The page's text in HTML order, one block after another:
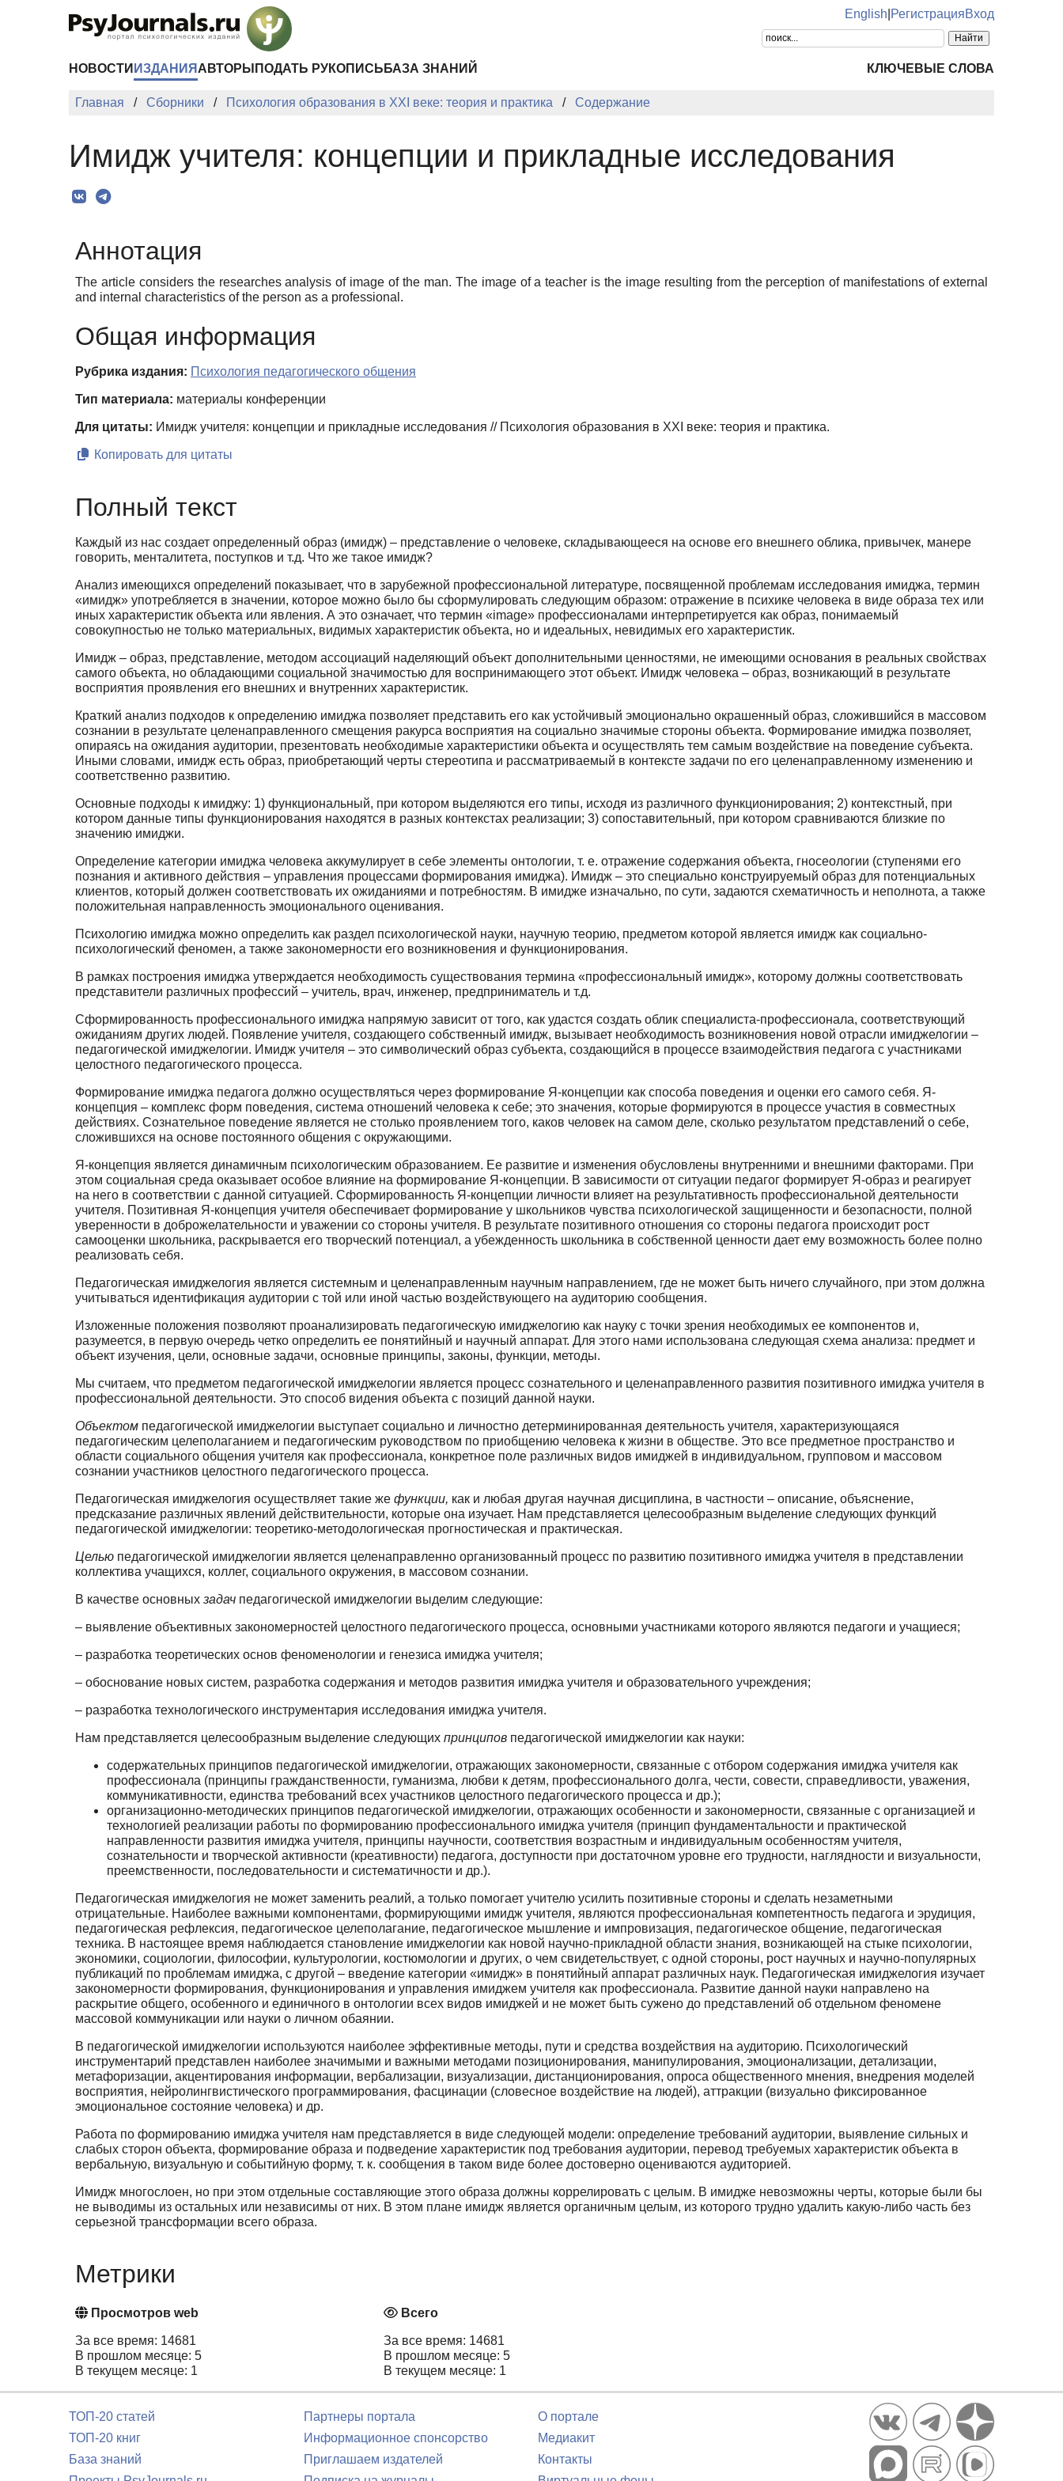
English РегистрацияВход
НОВОСТИ ИЗДАНИЯ АВТОРЫ ПОДАТЬ РУКОПИСЬ БАЗА ЗНАНИЙ КЛЮЧЕВЫЕ СЛОВА
Главная Сборники Психология образования в XXI веке: теория и практика Содержание
Имидж учителя: концепции и прикладные исследования
Аннотация
The article considers the researches analysis of image of the man. The image of a teacher is the image resulting from the perception of manifestations of external
and internal characteristics of the person as a professional.
Общая информация
Рубрика издания: Психология педагогического общения
Тип материала: материалы конференции
Для цитаты: Имидж учителя: концепции и прикладные исследования // Психология образования в XXI веке: теория и практика.
Копировать для цитаты
Полный текст
Каждый из нас создает определенный образ (имидж) – представление о человеке, складыва­ющееся на основе его внешнего облика, привычек, манере
говорить, менталитета, поступков и т.д. Что же такое имидж?
Анализ имеющихся определений показывает, что в зарубежной профессиональной литерату­ре, посвященной проблемам исследования имиджа, термин
«имидж» употребляется в значении, ко­торое можно было бы сформулировать следующим образом: отражение в психике человека в виде образа тех или
иных характеристик объекта или явления. А это означает, что термин «image» про­фессионалами интерпретируется как образ, понимаемый
совокупностью не только материальных, видимых характеристик объекта, но и идеальных, невидимых его характеристик.
Имидж – образ, представление, методом ассоциаций наделяющий объект дополнительными ценностями, не имеющими основания в реальных свойствах
самого объекта, но обладающими со­циальной значимостью для воспринимающего этот объект. Имидж человека – образ, возникающий в результате
восприятия проявления его внешних и внутренних характеристик.
Краткий анализ подходов к определению имиджа позволяет представить его как устойчивый эмоционально окрашенный образ, сложившийся в массовом
сознании в результате целенаправлен­ного смещения ракурса восприятия на социально значимые стороны объекта. Формирование имид­жа позволяет,
опираясь на ожидания аудитории, презентовать необходимые характеристики объек­та и осуществлять тем самым воздействие на поведение субъекта.
Иными словами, имидж есть об­раз, приобретающий черты стереотипа и рассматриваемый в контексте задачи по его целенаправ­ленному изменению и
соответственно развитию.
Основные подходы к имиджу: 1) функциональный, при котором выделяются его типы, ис­ходя из различного функционирования; 2) контекстный, при
котором данные типы функциониро­вания находятся в разных контекстах реализации; 3) сопоставительный, при котором сравнивают­ся близкие по
значению имиджи.
Определение категории имиджа человека аккумулирует в себе элементы онтологии, т. е. от­ражение содержания объекта, гносеологии (ступенями его
познания и активного действия – управ­ления процессами формирования имиджа). Имидж – это специально конструируемый образ для по­тенциальных
клиентов, который должен соответствовать их ожиданиями и потребностям. В имид­же изначально, по сути, задаются схематичность и неполнота, а также
положительная направлен­ность эмоционального оценивания.
Психологию имиджа можно определить как раздел психологической науки, научную теорию, предметом которой является имидж как социально-
психологический феномен, а также закономер­ности его возникновения и функционирования.
В рамках построения имиджа утверждается необходимость существования термина «про­фессиональный имидж», которому должны соответствовать
представители различных профес­сий – учитель, врач, инженер, предприниматель и т.д.
Сформированность профессионального имиджа напрямую зависит от того, как удастся соз­дать облик специалиста-профессионала, соответствующий
ожиданиям других людей. Появление учителя, создающего собственный имидж, вызывает необходимость возникновения новой отрасли имиджелогии –
педагогической имиджелогии. Имидж учителя – это символический образ субъек­та, создающийся в процессе взаимодействия педагога с участниками
целостного педагогическо­го процесса.
Формирование имиджа педагога должно осуществляться через формирование Я-концепции как способа поведения и оценки его самого себя. Я-
концепция – комплекс форм поведения, систе­ма отношений человека к себе; это значения, которые формируются в процессе участия в совмест­ных
действиях. Сознательное поведение является не столько проявлением того, каков человек на самом деле, сколько результатом представлений о себе,
сложившихся на основе постоянного об­щения с окружающими.
Я-концепция является динамичным психологическим образованием. Ее развитие и изменения обусловлены внутренними и внешними факторами. При
этом социальная среда оказывает особое влияние на формирование Я-концепции. В зависимости от ситуации педагог формирует Я-образ и реагирует
на него в соответствии с данной ситуацией. Сформированность Я-концепции личности влияет на результативность профессиональной деятельности
учителя. Позитивная Я-концепция учителя обеспечивает формирование у школьников чувства психологической защищенности и без­опасности, полной
уверенности в доброжелательности и уважении со стороны учителя. В результа­те позитивного отношения со стороны педагога происходит рост
самооценки школьника, раскрыва­ется его творческий потенциал, а убежденность школьника в собственной ценности дает ему воз­можность более полно
реализовать себя.
Педагогическая имиджелогия является системным и целенаправленным научным направле­нием, где не может быть ничего случайного, при этом должна
учитываться идентификация аудито­рии с той или иной частью воздействующего на аудиторию сообщения.
Изложенные положения позволяют проанализировать педагогическую имиджелогию как науку с точки зрения необходимых ее компонентов и,
разумеется, в первую очередь четко опреде­лить ее понятийный и научный аппарат. Для этого нами использована следующая схема анализа: предмет и
объект изучения, цели, основные задачи, основные принципы, законы, функции, методы.
Мы считаем, что предметом педагогической имиджелогии является процесс сознательного и целенаправленного развития позитивного имиджа учителя в
профессиональной деятельности. Это способ видения объекта с позиций данной науки.
Объектом педагогической имиджелогии выступает социально и личностно детерминиро­ванная деятельность учителя, характеризующаяся
педагогическим целеполаганием и педагогиче­ским руководством по приобщению человека к жизни в обществе. Это все предметное простран­ство и
области социального общения учителя как профессионала, конкретное поле различных ви­дов имиджей в индивидуальном, групповом и массовом
сознании участников целостного педаго­гического процесса.
Педагогическая имиджелогия осуществляет такие же функции, как и любая другая научная дисциплина, в частности – описание, объяснение,
предсказание различных явлений действитель­ности, которые она изучает. Нам представляется целесообразным выделение следующих функ­ций
педагогической имиджелогии: теоретико-методологическая прогностическая и практическая.
Целью педагогической имиджелогии является целенаправленно организованный процесс по развитию позитивного имиджа учителя в представлении
коллектива учащихся, коллег, социально­го окружения, в массовом сознании.
В качестве основных задач педагогической имиджелогии выделим следующие:
– выявление объективных закономерностей целостного педагогического процесса, основны­ми участниками которого являются педагоги и учащиеся;
– разработка теоретических основ феноменологии и генезиса имиджа учителя;
– обоснование новых систем, разработка содержания и методов развития имиджа учителя и образовательного учреждения;
– разработка технологического инструментария исследования имиджа учителя.
Нам представляется целесообразным выделение следующих принципов педагогической имид­желогии как науки:
содержательных принципов педагогической имиджелогии, отражающих закономерности, связанные с отбором содержания имиджа учителя как
профессионала (принципы гражданственно­сти, гуманизма, любви к детям, профессионального долга, чести, совести, справедливости, уваже­ния,
коммуникативности, единства требований всех участников целостного педагогического про­цесса и др.);
организационно-методических принципов педагогической имиджелогии, отражающих особенности и закономерности, связанные с организацией и
технологией реализации работы по формированию профессионального имиджа учителя (принцип фундаментальности и практиче­ской
направленности развития имиджа учителя, принципы научности, соответствия возрастным и индивидуальным особенностям учителя,
сознательности и творческой активности (креативности) педагога, доступности при достаточном уровне его трудности, наглядности и визуальности,
преемст­венности, последовательности и систематичности и др.).
Педагогическая имиджелогия не может заменить реалий, а только помогает учителю усилить позитивные стороны и сделать незаметными
отрицательные. Наиболее важными компонентами, формирующими имидж учителя, являются профессиональная компетентность педагога и эрудиция,
педагогическая рефлексия, педагогическое целеполагание, педагогическое мышление и импрови­зация, педагогическое общение, педагогическая
техника. В настоящее время наблюдается станов­ление имиджелогии как новой научно-прикладной области знания, возникающей на стыке психо­логии,
экономики, социологии, философии, культурологии, костюмологии и других, о чем свиде­тельствует, с одной стороны, рост научных и научно-популярных
публикаций по проблемам имид­жа, с другой – введение категории «имидж» в понятийный аппарат различных наук. Педагогиче­ская имиджелогия изучает
закономерности формирования, функционирования и управления имид­жем учителя как профессионала. Развитие данной науки направлено на
раскрытие общего, особен­ного и единичного в онтологии всех видов имиджей и не может быть сужено до представлений об отдельном феномене
массовой коммуникации или науки о личном обаянии.
В педагогической имиджелогии используются наиболее эффективные методы, пути и сред­ства воздействия на аудиторию. Психологический
инструментарий представлен наиболее значи­мыми и важными методами позиционирования, манипулирования, эмоционализации, детализации,
метафоризации, акцентирования информации, вербализации, визуализации, дистанционирования, опроса общественного мнения, внедрения моделей
восприятия, нейролингвистического програм­мирования, фасцинации (словесное воздействие на людей), аттракции (визуально фиксированное
эмоциональное состояние человека) и др.
Работа по формированию имиджа учителя нам представляется в виде следующей модели: определение требований аудитории, выявление сильных и
слабых сторон объекта, формирование образа и подведение характеристик под требования аудитории, перевод требуемых характеристик объекта в
вербальную, визуальную и событийную форму, т. к. сообщения в таком виде более до­стоверно оцениваются аудиторией.
Имидж многослоен, но при этом отдельные составляющие этого образа должны коррелиро­вать с целым. В имидже невозможны черты, которые были бы
не выводимы из остальных или не­зависимы от них. В этом плане имидж является органичным целым, из которого трудно удалить какую-либо часть без
серьезной трансформации всего образа.
Метрики
Просмотров web
За все время: 14681
В прошлом месяце: 5
В текущем месяце: 1
Всего
За все время: 14681
В прошлом месяце: 5
В текущем месяце: 1
ТОП-20 статей
ТОП-20 книг
База знаний
Партнеры портала
Информационное спонсорство
Приглашаем издателей
О портале
Медиакит
Контакты